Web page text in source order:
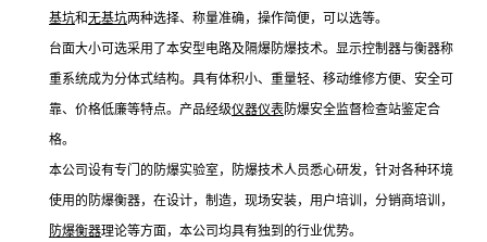
基坑和无基坑两种选择、称量准确，操作简便，可以选等。
台面大小可选采用了本安型电路及隔爆防爆技术。显示控制器与衡器称
重系统成为分体式结构。具有体积小、重量轻、移动维修方便、安全可
靠、价格低廉等特点。产品经级仪器仪表防爆安全监督检查站鉴定合
格。
本公司设有专门的防爆实验室，防爆技术人员悉心研发，针对各种环境
使用的防爆衡器，在设计，制造，现场安装，用户培训，分销商培训，
防爆衡器理论等方面，本公司均具有独到的行业优势。